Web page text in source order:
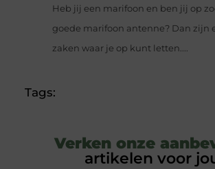
Heb jij een marifoon en ben jij op
goede marifoon antenne? Dan zijn
zaken waar je op kunt letten....
Tags:
Verken onze
artikelen voor